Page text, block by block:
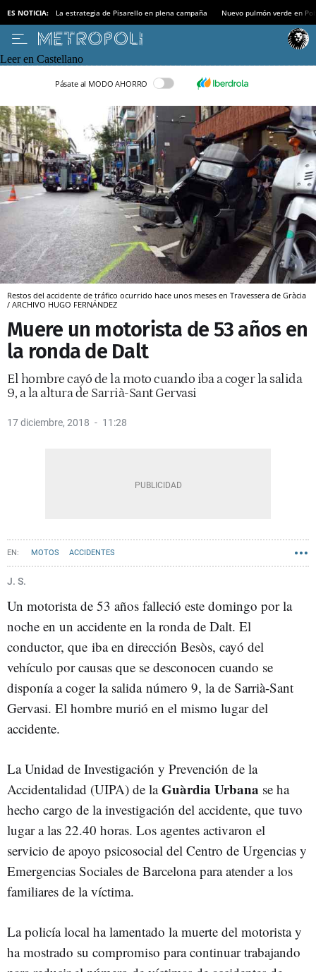
ES NOTICIA: La estrategia de Pisarello en plena campaña Nuevo pulmón verde en
Leer en Castellano
Pásate al MODO AHORRO
Restos del accidente de tráfico ocurrido hace unos meses en Travessera de Gràcia
/ ARCHIVO HUGO FERNÁNDEZ
Muere un motorista de 53 años en
la ronda de Dalt
El hombre cayó de la moto cuando iba a coger la salida
9, a la altura de Sarrià-Sant Gervasi
17 diciembre, 2018 11:28
MOTOS ACCIDENTES
J. S.
Un motorista de 53 años falleció este domingo por la
noche en un accidente en la ronda de Dalt. El
conductor, que iba en dirección Besòs, cayó del
vehículo por causas que se desconocen cuando se
disponía a coger la salida número 9, la de Sarrià-Sant
Gervasi. El hombre murió en el mismo lugar del
accidente.
La Unidad de Investigación y Prevención de la
Accidentalidad (UIPA) de laGuàrdia Urbana se ha
hecho cargo de la investigación del accidente, que tuvo
lugar a las 22.40 horas. Los agentes activaron el
servicio de apoyo psicosocial del Centro de Urgencias y
Emergencias Sociales de Barcelona para atender a los
familiares de la víctima.
La policía local ha lamentado la muerte del motorista y
ha mostrado su compromiso para continuar trabajando